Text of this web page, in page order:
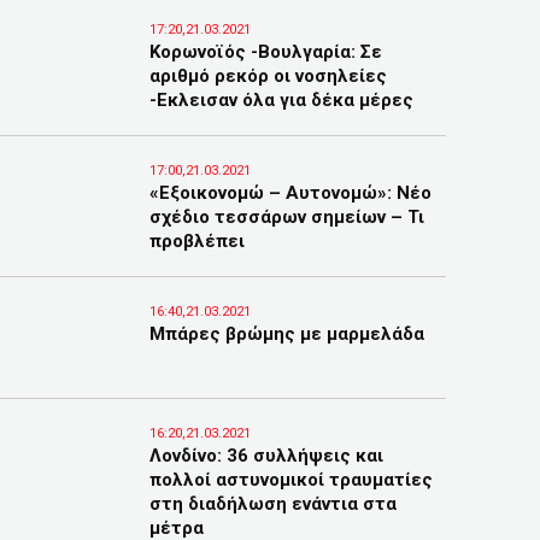
17:20,21.03.2021
Κορωνοϊός -Βουλγαρία: Σε
αριθμό ρεκόρ οι νοσηλείες
-Εκλεισαν όλα για δέκα μέρες
17:00,21.03.2021
«Εξοικονομώ – Αυτονομώ»: Νέο
σχέδιο τεσσάρων σημείων – Τι
προβλέπει
16:40,21.03.2021
Μπάρες βρώμης με μαρμελάδα
16:20,21.03.2021
Λονδίνο: 36 συλλήψεις και
πολλοί αστυνομικοί τραυματίες
στη διαδήλωση ενάντια στα
μέτρα